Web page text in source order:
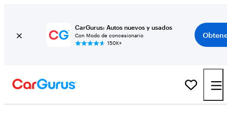
CarGurus: Autos nuevos y usados
Con Modo de concesionario
150K+